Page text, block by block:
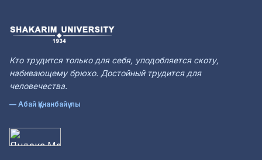
Кто трудится только для себя, уподобляется скоту,
набивающему брюхо. Достойный трудится для
человечества.
— Абай Құнанбайұлы